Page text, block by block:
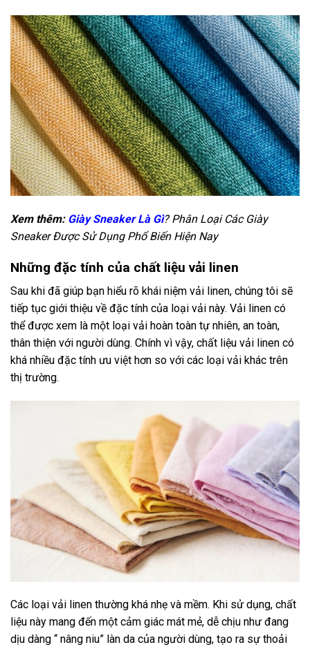
Xem thêm: Giày Sneaker Là Gì? Phân Loại Các Giày
Sneaker Được Sử Dụng Phổ Biến Hiện Nay
Những đặc tính của chất liệu vải linen
Sau khi đã giúp bạn hiểu rõ khái niệm vải linen, chúng tôi sẽ
tiếp tục giới thiệu về đặc tính của loại vải này. Vải linen có
thể được xem là một loại vải hoàn toàn tự nhiên, an toàn,
thân thiện với người dùng. Chính vì vậy, chất liệu vải linen có
khá nhiều đặc tính ưu việt hơn so với các loại vải khác trên
thị trường.
Các loại vải linen thường khá nhẹ và mềm. Khi sử dụng, chất
liệu này mang đến một cảm giác mát mẻ, dễ chịu như đang
dịu dàng “ nâng niu” làn da của người dùng, tạo ra sự thoải